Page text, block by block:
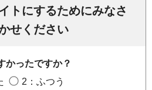
トにするためにみなさ
せください
かったですか？
2：ふつう